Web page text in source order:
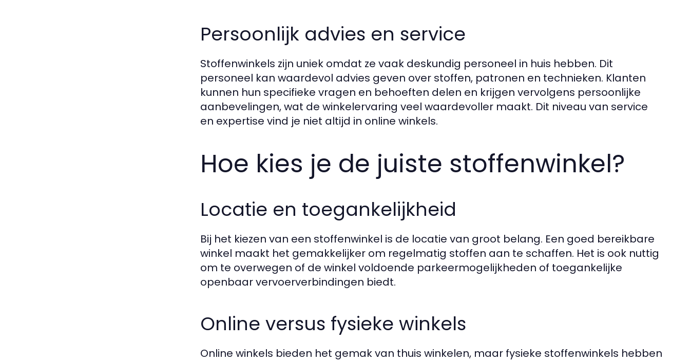
Persoonlijk advies en service
Stoffenwinkels zijn uniek omdat ze vaak deskundig personeel in huis hebben. Dit
personeel kan waardevol advies geven over stoffen, patronen en technieken. Klanten
kunnen hun specifieke vragen en behoeften delen en krijgen vervolgens persoonlijke
aanbevelingen, wat de winkelervaring veel waardevoller maakt. Dit niveau van service
en expertise vind je niet altijd in online winkels.
Hoe kies je de juiste stoffenwinkel?
Locatie en toegankelijkheid
Bij het kiezen van een stoffenwinkel is de locatie van groot belang. Een goed bereikbare
winkel maakt het gemakkelijker om regelmatig stoffen aan te schaffen. Het is ook nuttig
om te overwegen of de winkel voldoende parkeermogelijkheden of toegankelijke
openbaar vervoerverbindingen biedt.
Online versus fysieke winkels
Online winkels bieden het gemak van thuis winkelen, maar fysieke stoffenwinkels hebben